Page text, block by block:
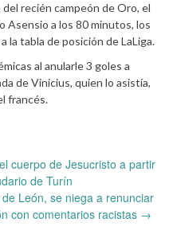
recién campeón de Oro, el
Asensio a los 80 minutos, los
la tabla de posición de LaLiga.
al anularle 3 goles a
de Vinicius, quien lo asistía,
francés.
cuerpo de Jesucristo a partir
de Turín
León, se niega a renunciar
con comentarios racistas →